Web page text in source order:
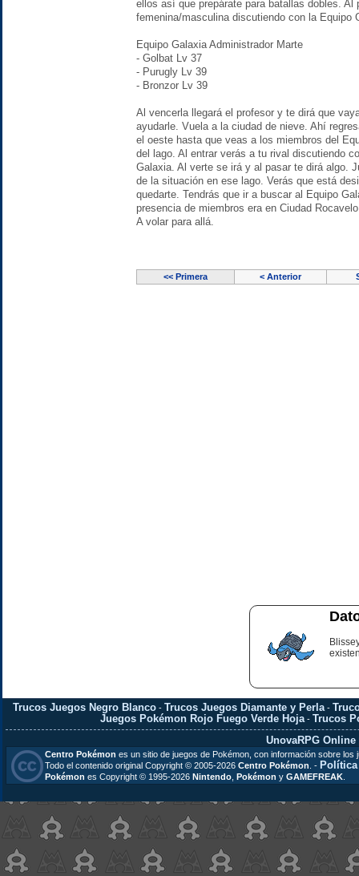
ellos así que prepárate para batallas dobles. Al
femenina/masculina discutiendo con la Equipo
Equipo Galaxia Administrador Marte
- Golbat Lv 37
- Purugly Lv 39
- Bronzor Lv 39
Al vencerla llegará el profesor y te dirá que
ayudarle. Vuela a la ciudad de nieve. Ahí
el oeste hasta que veas a los miembros del
del lago. Al entrar verás a tu rival discutiendo
Galaxia. Al verte se irá y al pasar te dirá algo.
de la situación en ese lago. Verás que está
quedarte. Tendrás que ir a buscar al Equipo
presencia de miembros era en Ciudad
A volar para allá.
<< Primera < Anterior
Trucos Juegos Negro Blanco- Trucos Juegos Diamante y Perla-
Juegos Pokémon Rojo Fuego Verde Hoja -Trucos
UnovaRPG Online
Centro Pokémon es un sitio de juegos de Pokémon, con información sobre
Todo el contenido original Copyright © 2005-2026 Centro Pokémon . -
Pokémon es Copyright © 1995-2026 Nintendo Pokémon y GAMEFREAK